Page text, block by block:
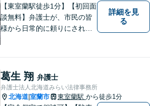
【東室蘭駅徒歩1分】【初回面
談無料】弁護士が、市民の皆
様から日常的に頼りにされる
い未来へと導きます。お気軽
にご相談ください。【駐車場
あり】
詳細を見
る
葛生 翔 弁護士
弁護士法人北海道みらい法律事務所
北海道 室蘭市 東室蘭駅 から徒歩1分